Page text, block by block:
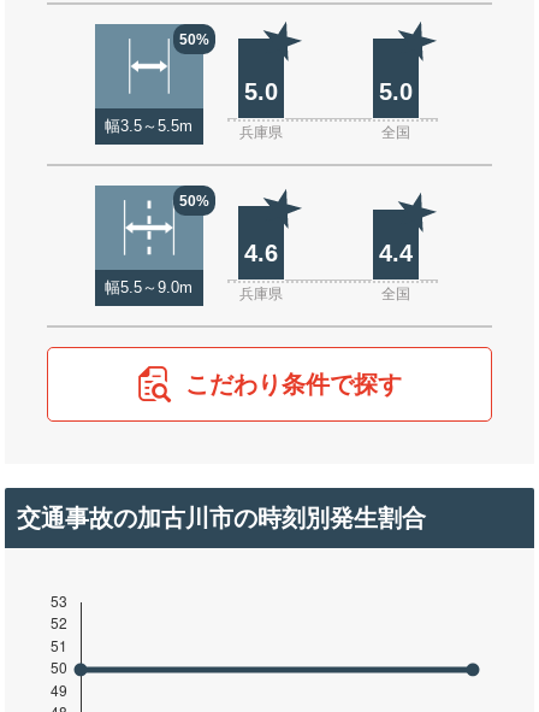
50%
幅3.5～5.5m
5.0 5.0
兵庫県 全国
50%
幅5.5～9.0m
4.6 4.4
兵庫県 全国
こだわり条件で探す
交通事故の加古川市の時刻別発生割合